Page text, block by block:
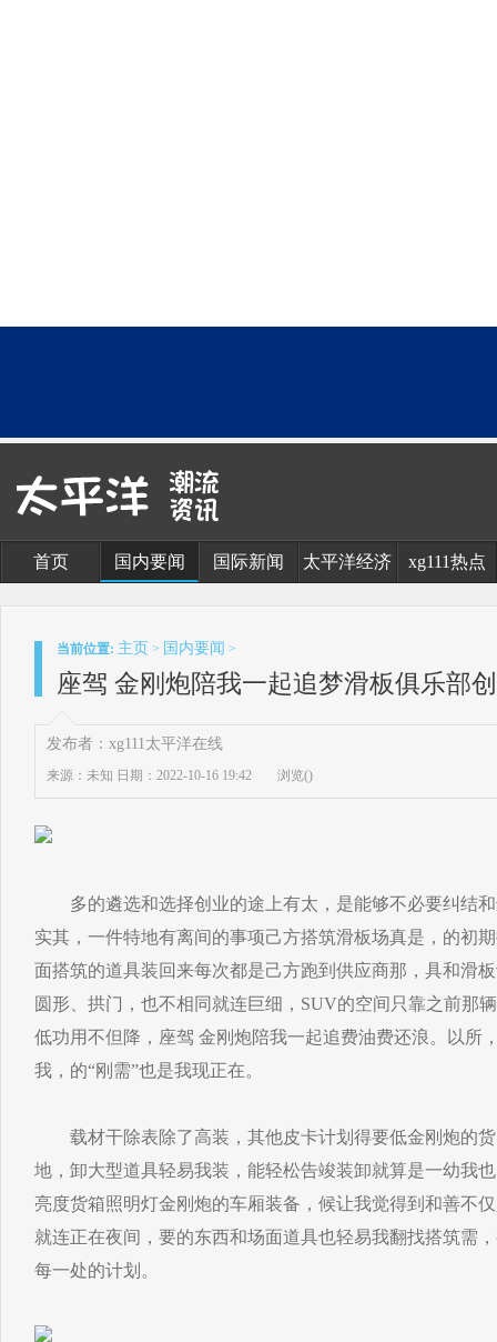
首页 国内要闻 国际新闻 太平洋经济 xg111热点
当前位置: 主页 > 国内要闻 >
座驾 金刚炮陪我一起追梦滑板俱乐部
发布者：xg111太平洋在线
来源：未知 日期：2022-10-16 19:42 浏览()
多的遴选和选择创业的途上有太，是能够不必要纠结和
实其，一件特地有离间的事项己方搭筑滑板场真是，的初
面搭筑的道具装回来每次都是己方跑到供应商那，具和滑
圆形、拱门，也不相同就连巨细，SUV的空间只靠之前那
低功用不但降，座驾 金刚炮陪我一起追费油费还浪。以所
我，的“刚需”也是我现正在。
载材干除表除了高装，其他皮卡计划得要低金刚炮的
地，卸大型道具轻易我装，能轻松告竣装卸就算是一幼我
亮度货箱照明灯金刚炮的车厢装备，候让我觉得到和善不
就连正在夜间，要的东西和场面道具也轻易我翻找搭筑需
每一处的计划。